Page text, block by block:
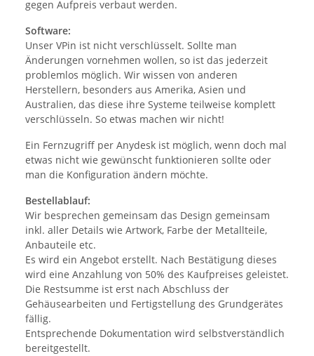
gegen Aufpreis verbaut werden.
Software:
Unser VPin ist nicht verschlüsselt. Sollte man
Änderungen vornehmen wollen, so ist das jederzeit
problemlos möglich. Wir wissen von anderen
Herstellern, besonders aus Amerika, Asien und
Australien, das diese ihre Systeme teilweise komplett
verschlüsseln. So etwas machen wir nicht!
Ein Fernzugriff per Anydesk ist möglich, wenn doch mal
etwas nicht wie gewünscht funktionieren sollte oder
man die Konfiguration ändern möchte.
Bestellablauf:
Wir besprechen gemeinsam das Design gemeinsam
inkl. aller Details wie Artwork, Farbe der Metallteile,
Anbauteile etc.
Es wird ein Angebot erstellt. Nach Bestätigung dieses
wird eine Anzahlung von 50% des Kaufpreises geleistet.
Die Restsumme ist erst nach Abschluss der
Gehäusearbeiten und Fertigstellung des Grundgerätes
fällig.
Entsprechende Dokumentation wird selbstverständlich
bereitgestellt.